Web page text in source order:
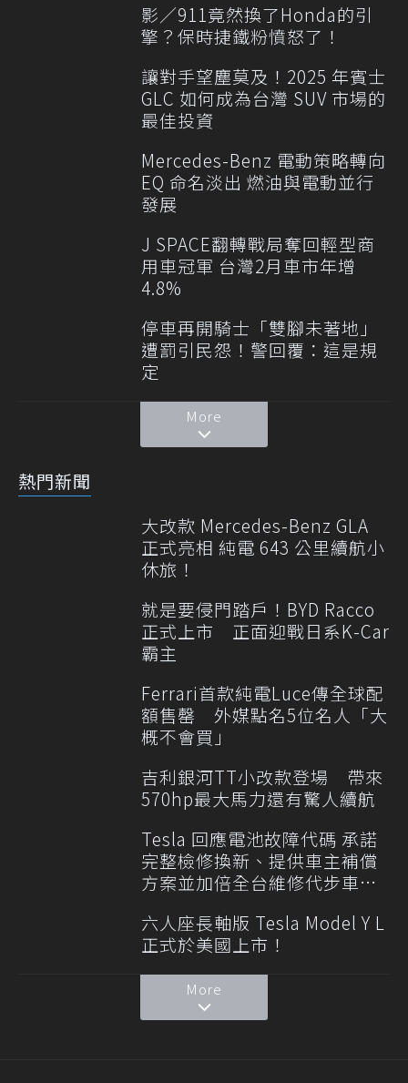
影／911竟然換了Honda的引
擎？保時捷鐵粉憤怒了！
讓對手望塵莫及！2025 年賓士
GLC 如何成為台灣 SUV 市場的
最佳投資
Mercedes-Benz 電動策略轉向
EQ 命名淡出 燃油與電動並行
發展
J SPACE翻轉戰局奪回輕型商
用車冠軍 台灣2月車市年增
4.8%
停車再開騎士「雙腳未著地」
遭罰引民怨！警回覆：這是規
定
More
熱門新聞
大改款 Mercedes-Benz GLA
正式亮相 純電 643 公里續航小
休旅！
就是要侵門踏戶！BYD Racco
正式上市 正面迎戰日系K-Car
霸主
Ferrari首款純電Luce傳全球配
額售罄 外媒點名5位名人「大
概不會買」
吉利銀河TT小改款登場 帶來
570hp最大馬力還有驚人續航
Tesla 回應電池故障代碼 承諾
完整檢修換新、提供車主補償
方案並加倍全台維修代步車數
六人座長軸版 Tesla Model Y L
正式於美國上市！
More